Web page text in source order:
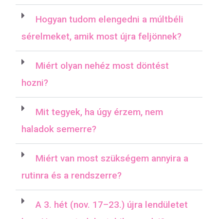
Hogyan tudom elengedni a múltbéli
sérelmeket, amik most újra feljönnek?
Miért olyan nehéz most döntést
hozni?
Mit tegyek, ha úgy érzem, nem
haladok semerre?
Miért van most szükségem annyira a
rutinra és a rendszerre?
A 3. hét (nov. 17–23.) újra lendületet